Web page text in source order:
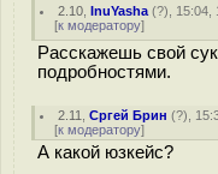
2.10 ,InuYasha (?), 15:04,
[к модератору]
Расскажешь свой
подробностями.
2.11 ,Сргей Брин (?),
[к модератору]
А какой юзкейс?